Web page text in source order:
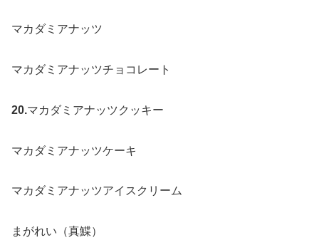
マカダミアナッツ
マカダミアナッツチョコレート
20.マカダミアナッツクッキー
マカダミアナッツケーキ
マカダミアナッツアイスクリーム
まがれい（真鰈）